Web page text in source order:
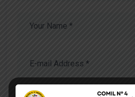
Save my name, email, and